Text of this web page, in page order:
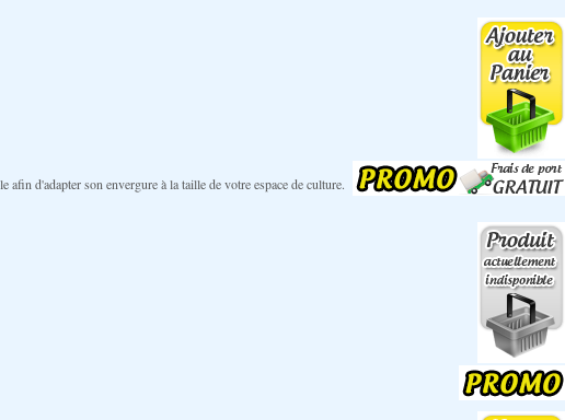
d'adapter son envergure à la taille de votre espace de culture.